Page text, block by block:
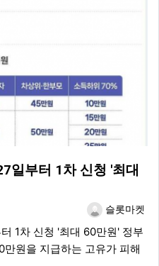
일부터 1차 신청 '최대
등록자슬롯마켓
1차 신청 '최대 60만원' 정부
원을 지급하는 고유가 피해